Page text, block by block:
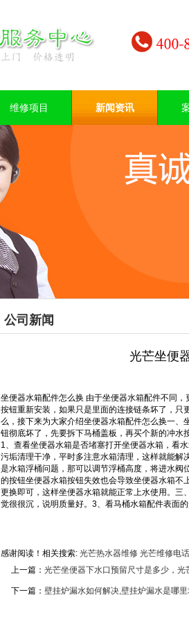
维修项目 新闻资讯
公司新闻
光芒坐便
坐便器水箱配件怎么换 由于坐便器水箱配件不同
按钮重新安装，如果只是里面的连接链条坏了，
么，接下来为大家介绍坐便器水箱配件怎么换一
钮彻底坏了，先要拆下马桶盖板，再买个新的冲
1、查看坐便器水箱是否堵塞打开坐便器水箱，看
污垢清理干净，平时多注意水箱清理，这样就能
是水箱浮桶问题，那可以调节浮桶高度，将进水
的按钮坐便器水箱按钮失效也会导致坐便器水箱
更换即可，这样坐便器水箱就能正常上水使用。
觉很很沉，说明质量好。3、看马桶水箱配件表面
感谢阅读！相关搜索: 光芒热水器维修 光芒维修电话
上一篇： 光芒坐便器下水口预留尺寸是多少，光
下一篇： 壁挂炉漏水如何解决,壁挂炉漏水是哪